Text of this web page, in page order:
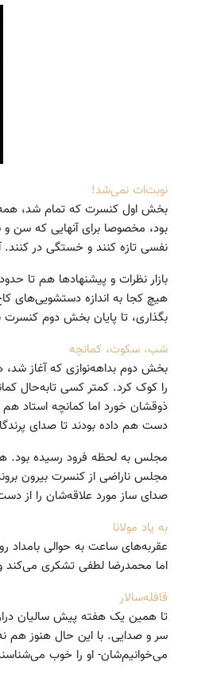
نوبت‌ات نمی‌شد!
بخش اول کنسرت که تمام شد،
بود، مخصوصا برای آنهایی که سن و
نفسی تازه کنند و خستگی در کنند.
بازار نظرات و پیشنهادها هم تا
هیچ کجا به اندازه دستشویی‌های
بگذاری، تا پایان بخش دوم
شب، سکوت، کمانچه
بخش دوم بداهه‌نوازی که آغاز شد،
را کوک کرد. کمتر کسی تابه‌حال
ذوقشان خورد اما کمانچه
دست هم داده بودند تا صدای
مجلس به لحظه فرود رسیده بود.
مجلس ناراضی از کنسرت بیرون
صدای ساز مورد علاقه‌شان را از
به یاد مولانا
عقربه‌های ساعت به حوالی بامداد
اما محمدرضا لطفی تشکری می‌کند و
قافله‌سالار
سر و صدایی. با این حال هنوز
می‌خوانیم‌شان- او را خوب